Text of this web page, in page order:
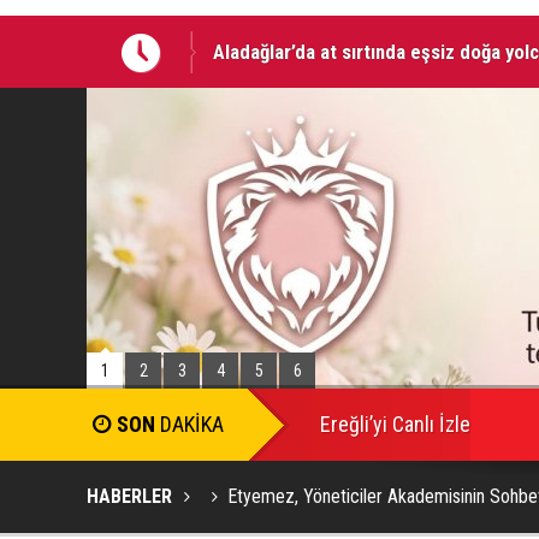
Aladağlar’da at sırtında eşsiz doğa
09 AĞUSTOS 2026 Tarihinde Ereğli’de
1 2 3 4 5 6
SON DAKİKA Ereğli’yi Canlı İzle
HABERLER Etyemez, Yöneticiler Akademisinin